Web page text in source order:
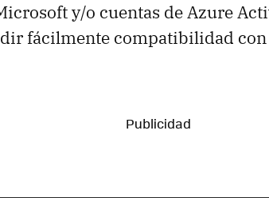
y/o cuentas de Azure
fácilmente compatibilidad con